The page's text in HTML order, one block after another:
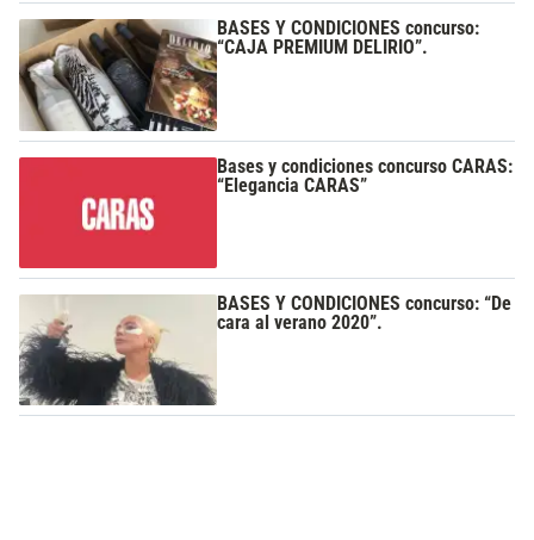
BASES Y CONDICIONES concurso:
“CAJA PREMIUM DELIRIO”.
Bases y condiciones concurso CARAS:
“Elegancia CARAS”
BASES Y CONDICIONES concurso: “De
cara al verano 2020”.